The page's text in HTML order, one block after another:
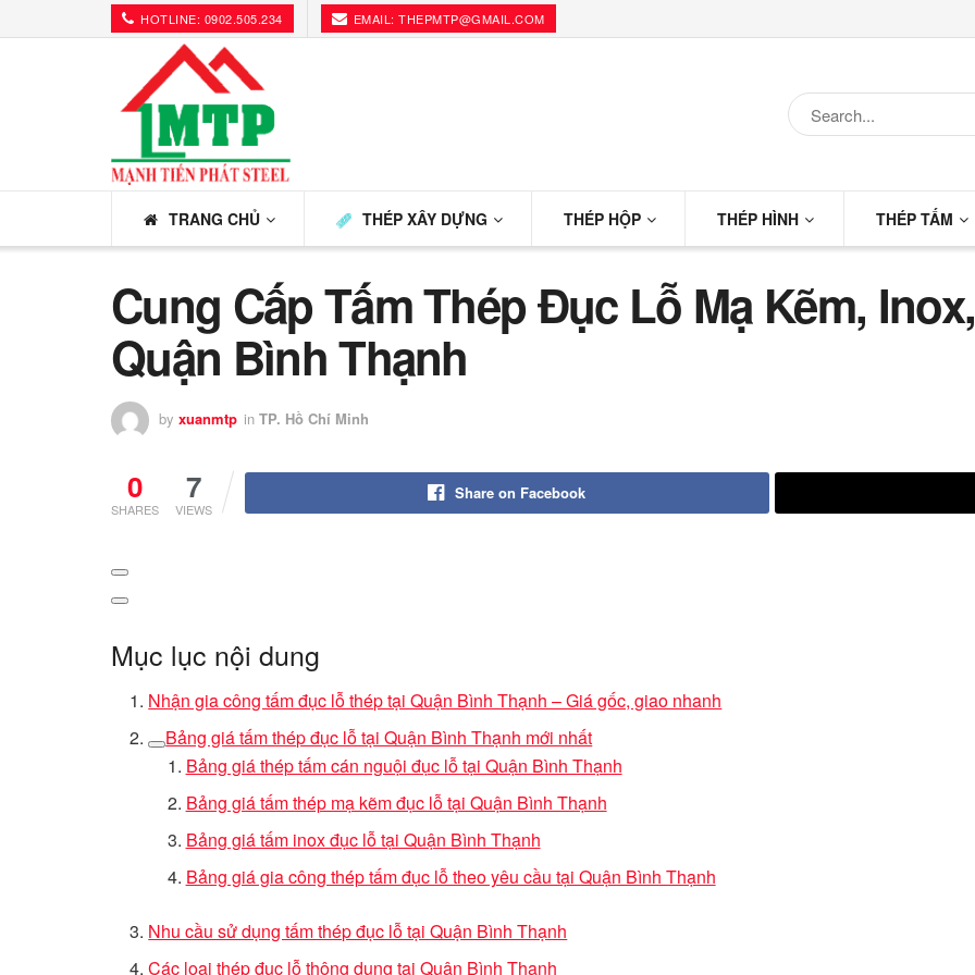
HOTLINE: 0902.505.234 EMAIL: THEPMTP@GMAIL.COM
TRANG CHỦ THÉP XÂY DỰNG THÉP HỘP THÉP HÌNH THÉP TẤM
Cung Cấp Tấm Thép Đục Lỗ Mạ Kẽm,
Quận Bình Thạnh
by xuanmtp in TP. Hồ Chí Minh
0
SHARES
7
VIEWS
Share on Facebook
Mục lục nội dung
Nhận gia công tấm đục lỗ thép tại Quận Bình Thạnh – Giá gốc, giao nhanh
Bảng giá tấm thép đục lỗ tại Quận Bình Thạnh mới nhất
Bảng giá thép tấm cán nguội đục lỗ tại Quận Bình Thạnh
Bảng giá tấm thép mạ kẽm đục lỗ tại Quận Bình Thạnh
Bảng giá tấm inox đục lỗ tại Quận Bình Thạnh
Bảng giá gia công thép tấm đục lỗ theo yêu cầu tại Quận Bình Thạnh
Nhu cầu sử dụng tấm thép đục lỗ tại Quận Bình Thạnh
Các loại thép đục lỗ thông dụng tại Quận Bình Thạnh